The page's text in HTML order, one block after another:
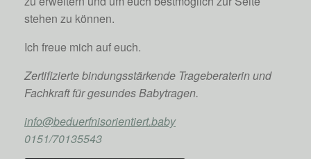
stehen zu können.
Ich freue mich auf euch.
Zertifizierte bindungsstärkende Trageberaterin und
Fachkraft für gesundes Babytragen.
info@beduerfnisorientiert.baby
0151/70135543